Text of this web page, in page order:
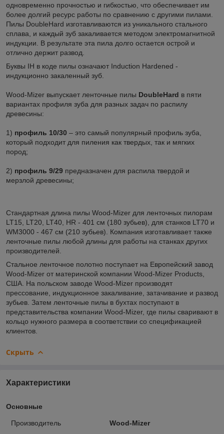
одновременно прочностью и гибкостью, что обеспечивает им
более долгий ресурс работы по сравнению с другими пилами.
Пилы DoubleHard изготавливаются из уникального стального
сплава, и каждый зуб закаливается методом электромагнитной
индукции. В результате эта пила долго остается острой и
отлично держит развод.
Буквы IH в коде пилы означают Induction Hardened -
индукционно закаленный зуб.
Wood-Mizer выпускает ленточные пилы DoubleHard в пяти
вариантах профиля зуба для разных задач по распилу
древесины:
1) профиль 10/30 – это самый популярный профиль зуба,
который подходит для пиления как твердых, так и мягких
пород;
2) профиль 9/29 предназначен для распила твердой и
мерзлой древесины;
Стандартная длина пилы Wood-Mizer для ленточных пилорам
LT15, LT20, LT40, HR - 401 см (180 зубьев), для станков LT70 и
WM3000 - 467 см (210 зубьев). Компания изготавливает также
ленточные пилы любой длины для работы на станках других
производителей.
Стальное ленточное полотно поступает на Европейский завод
Wood-Mizer от материнской компании Wood-Mizer Products,
США. На польском заводе Wood-Mizer производят
прессование, индукционное закаливание, затачивание и развод
зубьев. Затем ленточные пилы в бухтах поступают в
представительства компании Wood-Mizer, где пилы сваривают в
кольцо нужного размера в соответствии со спецификацией
клиентов.
Скрыть
Характеристики
Основные
Производитель
Wood-Mizer